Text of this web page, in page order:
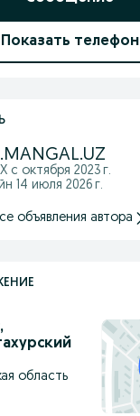
Показать телефон
с октября 2023 г.
14 июля 2026 г.
объявления автора
,
область